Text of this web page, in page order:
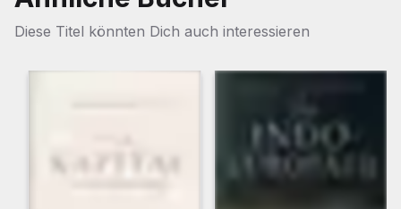
Diese Titel könnten Dich auch interessieren